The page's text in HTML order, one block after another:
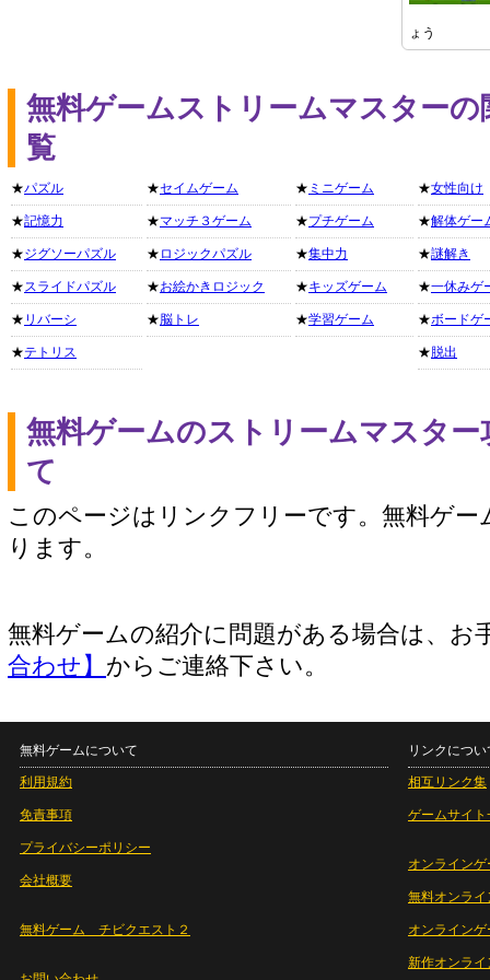
ょう
無料ゲームストリームマスター
覧
★パズル
★記憶力
★ジグソーパズル
★スライドパズル
★ リバーシ
★テトリス
★セイムゲーム
★マッチ３ゲーム
★ ロジックパズル
★お絵かきロジック
★脳トレ
★ ミニゲーム
★プチゲーム
★集中力
★キッズゲーム
★学習ゲーム
★女性向け
★解体ゲー
★謎解き
★一休みゲ
★ボードゲ
★ 脱出
無料ゲームのストリームマスタ
て
このページはリンクフリーです。無料ゲー
ります。
無料ゲームの紹介に問題がある場合は、お
合わせ】 からご連絡下さい。
無料ゲームについて
利用規約
免責事項
プライバシーポリシー
会社概要
無料ゲーム チビクエスト２
リンクについ
相互リンク集
ゲームサイト
オンラインゲ
無料オンライ
オンライン
新作オンライ